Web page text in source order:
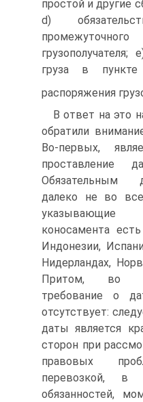
простой и другие
d)
груза в
распоряжения
В ответ на это
обратили
Во-первых,
проставление
Обязательным
далеко не во
указывающие
коносамента
Индонезии,
Нидерландах,
Притом, во
требование о
отсутствует:
даты является
сторон при
правовых
перевозкой,
обязанностей,